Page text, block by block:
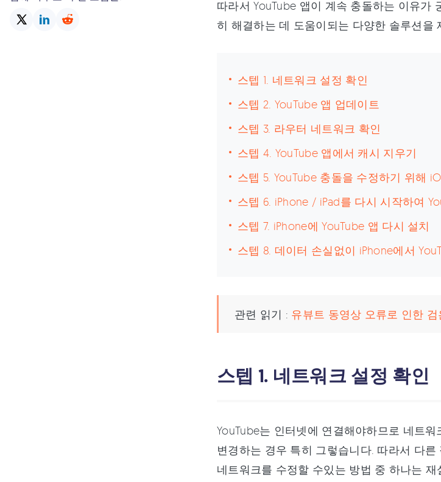
따라서 YouTube 앱이 계속 충돌하는 이유가
히 해결하는 데 도움이되는 다양한 솔루션을
스텝 1. 네트워크 설정 확인
스텝 2. YouTube 앱 업데이트
스텝 3. 라우터 네트워크 확인
스텝 4. YouTube 앱에서 캐시 지우기
스텝 5. YouTube 충돌을 수정하기 위해
스텝 6. iPhone / iPad를 다시 시작하여
스텝 7. iPhone에 YouTube 앱 다시 설치
스텝 8. 데이터 손실없이 iPhone에서
관련 읽기 : 유뷰트 동영상 오류로 인한
스텝 1. 네트워크 설정 확인
YouTube는 인터넷에 연결해야하므로 네트
변경하는 경우 특히 그렇습니다. 따라서 다
네트워크를 수정할 수있는 방법 중 하나는 재